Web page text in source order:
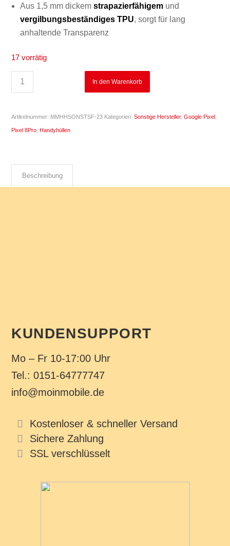
Aus 1,5 mm dickemstrapazierfähigem und
vergilbungsbeständiges TPU, sorgt für lang
anhaltende Transparenz
17 vorrätig
In den Warenkorb
Artikelnummer: MMHHSONSTSF-23 Kategorien:Sonstige Hersteller,Google Pixel
Pixel 8Pro ,Handyhüllen
Beschreibung
KUNDENSUPPORT
Mo – Fr 10-17:00 Uhr
Tel.: 0151-64777747
info@moinmobile.de
Kostenloser & schneller Versand
Sichere Zahlung
SSL verschlüsselt